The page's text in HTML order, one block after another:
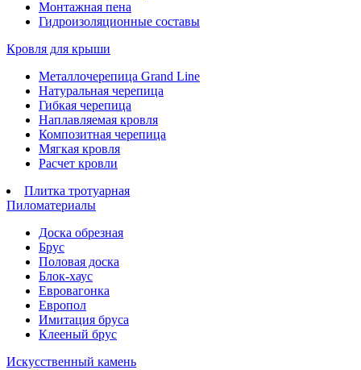
Монтажная пена
Гидроизоляционные составы
Кровля для крыши
Металлочерепица Grand Line
Натуральная черепица
Гибкая черепица
Наплавляемая кровля
Композитная черепица
Мягкая кровля
Расчет кровли
Плитка тротуарная
Пиломатериалы
Доска обрезная
Брус
Половая доска
Блок-хаус
Евровагонка
Европол
Имитация бруса
Клееный брус
Искусственный камень